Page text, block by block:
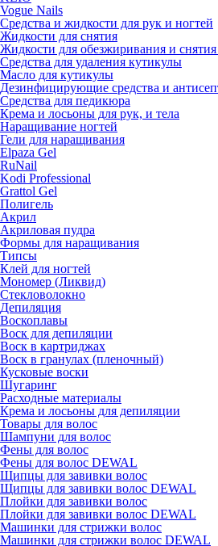
Vogue Nails
Средства и жидкости для рук и ногтей
Жидкости для снятия
Жидкости для обезжиривания и
Средства для удаления кутикулы
Масло для кутикулы
Дезинфицирующие средства и
Средства для педикюра
Крема и лосьоны для рук, и тела
Наращивание ногтей
Гели для наращивания
Elpaza Gel
RuNail
Kodi Professional
Grattol Gel
Полигель
Акрил
Акриловая пудра
Формы для наращивания
Типсы
Клей для ногтей
Мономер (Ликвид)
Стекловолокно
Депиляция
Воскоплавы
Воск для депиляции
Воск в картриджах
Воск в гранулах (пленочный)
Кусковые воски
Шугаринг
Расходные материалы
Крема и лосьоны для депиляции
Товары для волос
Шампуни для волос
Фены для волос
Фены для волос DEWAL
Щипцы для завивки волос
Щипцы для завивки волос DEWAL
Плойки для завивки волос
Плойки для завивки волос DEWAL
Машинки для стрижки волос
Машинки для стрижки волос DEWAL